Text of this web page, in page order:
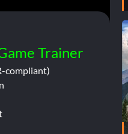
Trainer
compliant)